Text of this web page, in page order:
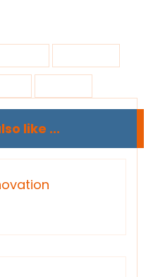
like ...